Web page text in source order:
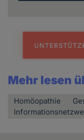
Mehr lesen
Homöopathie